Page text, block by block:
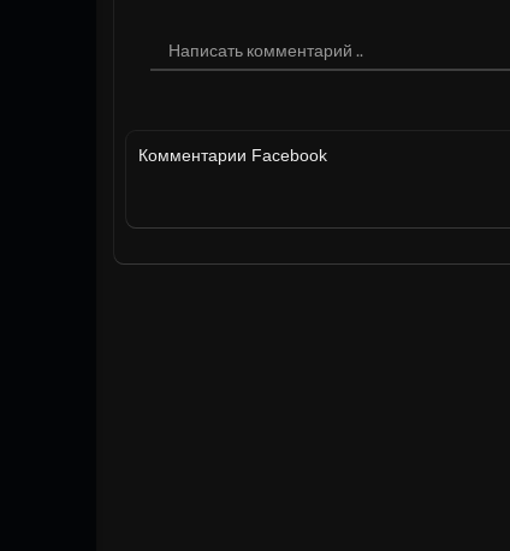
Комментарии Facebook